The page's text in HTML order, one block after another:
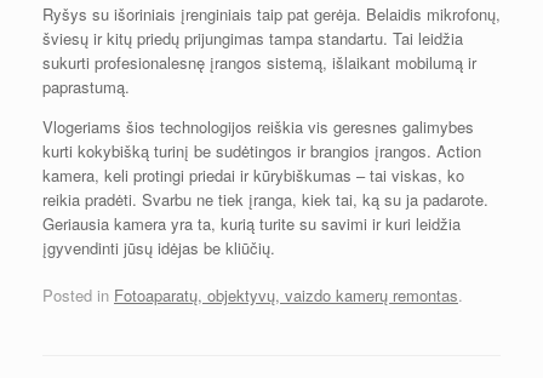
Ryšys su išoriniais įrenginiais taip pat gerėja. Belaidis mikrofonų,
šviesų ir kitų priedų prijungimas tampa standartu. Tai leidžia
sukurti profesionalesnę įrangos sistemą, išlaikant mobilumą ir
paprastumą.
Vlogeriams šios technologijos reiškia vis geresnes galimybes
kurti kokybišką turinį be sudėtingos ir brangios įrangos. Action
kamera, keli protingi priedai ir kūrybiškumas – tai viskas, ko
reikia pradėti. Svarbu ne tiek įranga, kiek tai, ką su ja padarote.
Geriausia kamera yra ta, kurią turite su savimi ir kuri leidžia
įgyvendinti jūsų idėjas be kliūčių.
Posted in Fotoaparatų, objektyvų, vaizdo kamerų remontas.